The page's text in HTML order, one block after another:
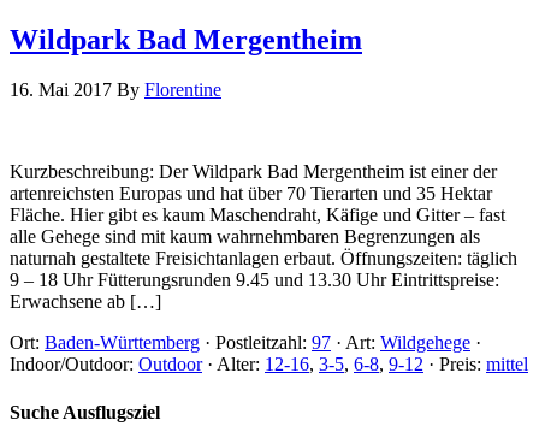
Wildpark Bad Mergentheim
16. Mai 2017 By Florentine
Kurzbeschreibung: Der Wildpark Bad Mergentheim ist einer der
artenreichsten Europas und hat über 70 Tierarten und 35 Hektar
Fläche. Hier gibt es kaum Maschendraht, Käfige und Gitter – fast
alle Gehege sind mit kaum wahrnehmbaren Begrenzungen als
naturnah gestaltete Freisichtanlagen erbaut. Öffnungszeiten: täglich
9 – 18 Uhr Fütterungsrunden 9.45 und 13.30 Uhr Eintrittspreise:
Erwachsene ab […]
Ort: Baden-Württemberg · Postleitzahl: 97 · Art: Wildgehege ·
Indoor/Outdoor: Outdoor· Alter: 12-16, 3-5, 6-8, 9-12 · Preis: mittel
Suche Ausflugsziel